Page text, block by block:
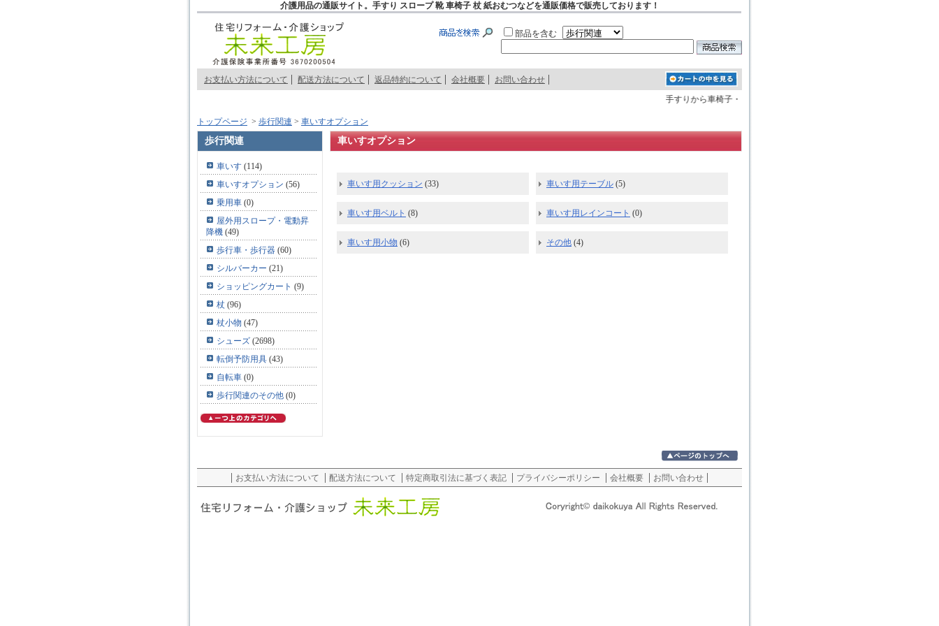
介護用品の通販サイト。手すり スロープ 靴 車椅子 杖 紙おむつなどを通販価格で販売しております！
部品を含む
お支払い方法について 配送方法について 返品特約について 会社概要
お問い合わせ
手すりから車椅子・電動ベッドなどの介護用品を約1万点販売しており
トップページ > 歩行関連 > 車いすオプション
歩行関連
車いす (114)
車いすオプション (56)
乗用車 (0)
屋外用スロープ・電動昇
降機 (49)
歩行車・歩行器 (60)
シルバーカー (21)
ショッピングカート (9)
杖 (96)
杖小物 (47)
シューズ (2698)
転倒予防用具 (43)
自転車 (0)
歩行関連のその他 (0)
車いすオプション
車いす用クッション (33) 車いす用テーブル (5)
車いす用ベルト (8) 車いす用レインコート (0)
車いす用小物 (6) その他 (4)
お支払い方法について 配送方法について 特定商取引法に基づく表記 プライバシーポリシー 会社概要 お問い合わせ